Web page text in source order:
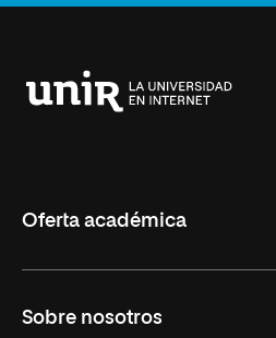
Oferta académica
Másteres Oficiales
Sobre nosotros